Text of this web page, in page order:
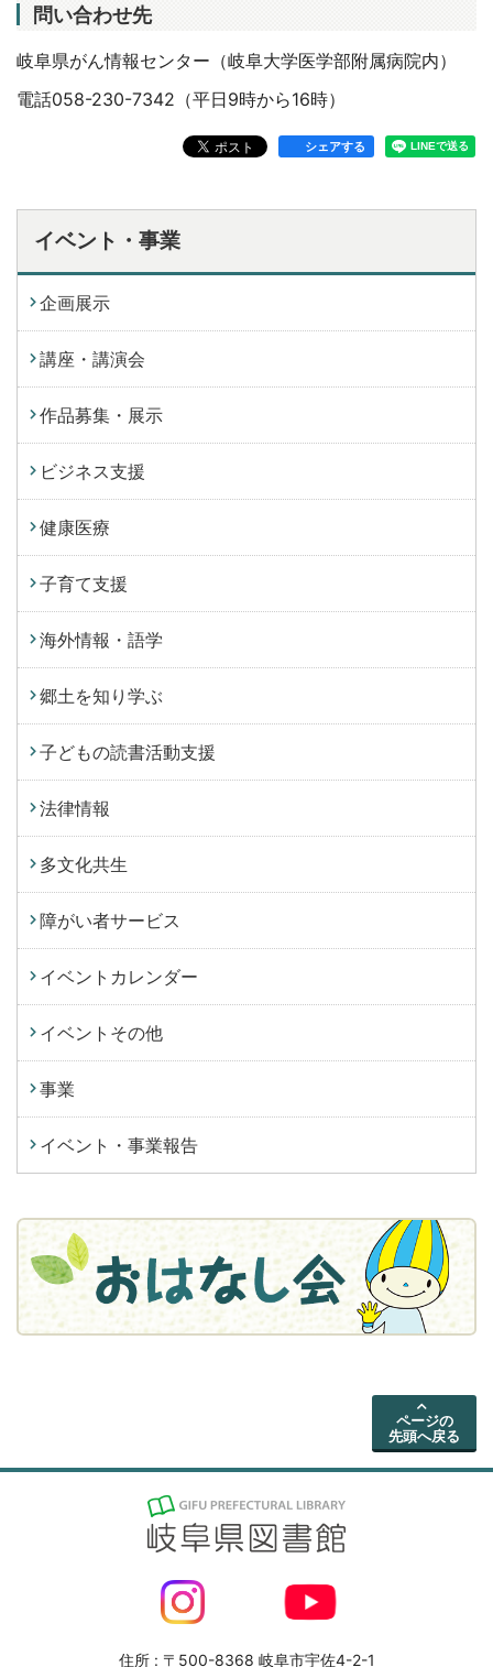
問い合わせ先
岐阜県がん情報センター（岐阜大学医学部附属病院内）
電話058-230-7342（平日9時から16時）
シェアする
イベント・事業
企画展示
講座・講演会
作品募集・展示
ビジネス支援
健康医療
子育て支援
海外情報・語学
郷土を知り学ぶ
子どもの読書活動支援
法律情報
多文化共生
障がい者サービス
イベントカレンダー
イベントその他
事業
イベント・事業報告
ページの
先頭へ戻る
住所 : 〒500-8368 岐阜市宇佐4-2-1